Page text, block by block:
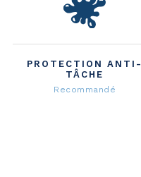
PROTECTION ANTI-
TÂCHE
Recommandé